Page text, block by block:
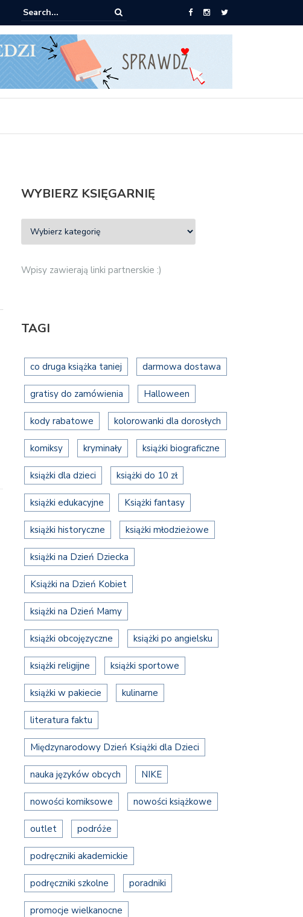
Znak: książki od 2,90 zł do zamówienia
WYBIERZ KSIĘGARNIĘ
Wpisy zawierają linki partnerskie :)
TAGI
co druga książka taniej darmowa dostawa
gratisy do zamówienia Halloween
kody rabatowe kolorowanki dla dorosłych
komiksy kryminały książki biograficzne
książki dla dzieci książki do 10 zł
książki edukacyjne Książki fantasy
książki historyczne książki młodzieżowe
książki na Dzień Dziecka
Książki na Dzień Kobiet
książki na Dzień Mamy
książki obcojęzyczne książki po angielsku
książki religijne książki sportowe
książki w pakiecie kulinarne
literatura faktu
Międzynarodowy Dzień Książki dla Dzieci
nauka języków obcych NIKE
nowości komiksowe nowości książkowe
outlet podróże
podręczniki akademickie
podręczniki szkolne poradniki
promocje wielkanocne